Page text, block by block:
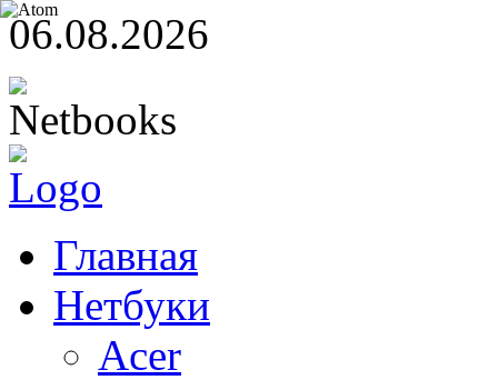
06.08.2026
Главная
Нетбуки
Acer